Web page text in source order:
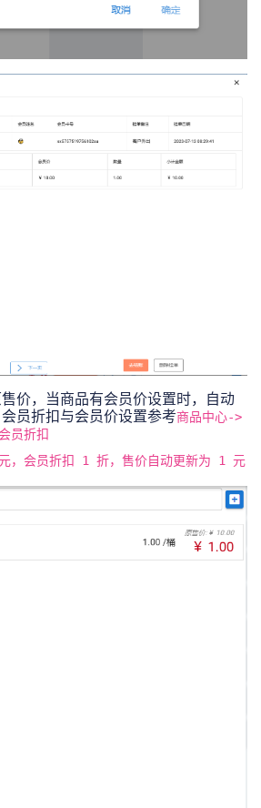
价，当商品有会员价设置时，自动
员折扣与会员价设置参考商品中心->
员折扣
，会员折扣 1 折，售价自动更新为 1 元